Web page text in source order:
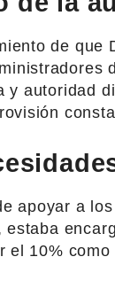
de que
y autoridad
apoyar a
el 10%